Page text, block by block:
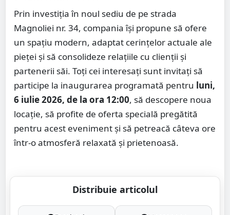
Prin investiția în noul sediu de pe strada
Magnoliei nr. 34, compania își propune să ofere
un spațiu modern, adaptat cerințelor actuale ale
pieței și să consolideze relațiile cu clienții și
partenerii săi. Toți cei interesați sunt invitați să
participe la inaugurarea programată pentru luni,
6 iulie 2026, de la ora 12:00, să descopere noua
locație, să profite de oferta specială pregătită
pentru acest eveniment și să petreacă câteva ore
într-o atmosferă relaxată și prietenoasă.
Distribuie articolul